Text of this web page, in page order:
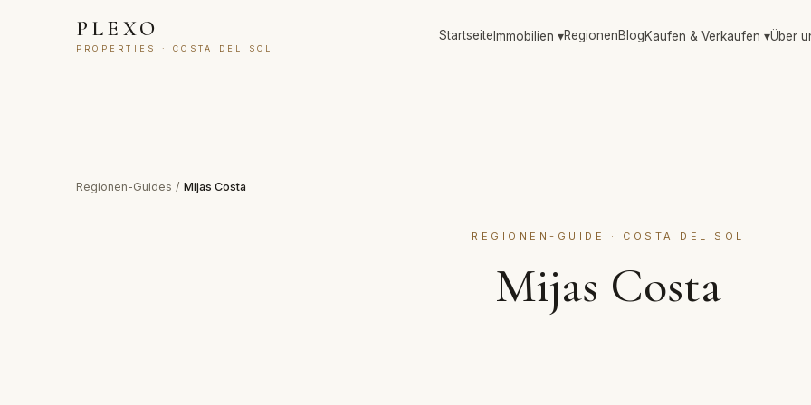
PLEXO
PROPERTIES · COSTA DEL SOL
StartseiteImmobilien ▾RegionenBlogKaufen & Verkaufen ▾Über
Regionen-Guides / Mijas Costa
REGIONEN-GUIDE · COSTA DEL SOL
Mijas Costa